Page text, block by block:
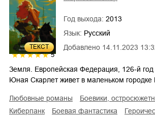
ТЕКСТ
5
Добавлено 14.11.2023
Год выхода: 2013
Язык: Русский
Земля. Европейская Федерация, 126-й год
Юная Скарлет живет в маленьком городке
любовные романы
боевики,
киберпанк
боевая фантастика